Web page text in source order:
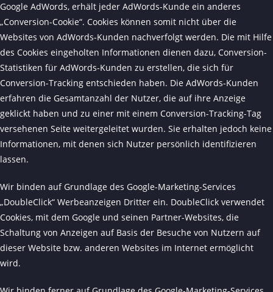
Google AdWords, erhält jeder AdWords-Kunde ein anderes
„Conversion-Cookie“. Cookies können somit nicht über die
Websites von AdWords-Kunden nachverfolgt werden. Die mit Hilfe
des Cookies eingeholten Informationen dienen dazu, Conversion-
Statistiken für AdWords-Kunden zu erstellen, die sich für
Conversion-Tracking entschieden haben. Die AdWords-Kunden
erfahren die Gesamtanzahl der Nutzer, die auf ihre Anzeige
geklickt haben und zu einer mit einem Conversion-Tracking-Tag
versehenen Seite weitergeleitet wurden. Sie erhalten jedoch keine
Informationen, mit denen sich Nutzer persönlich identifizieren
lassen.
Wir binden auf Grundlage des Google-Marketing-Services
„DoubleClick“ Werbeanzeigen Dritter ein. DoubleClick verwendet
Cookies, mit dem Google und seinen Partner-Websites, die
Schaltung von Anzeigen auf Basis der Besuche von Nutzern auf
dieser Website bzw. anderen Websites im Internet ermöglicht
wird.